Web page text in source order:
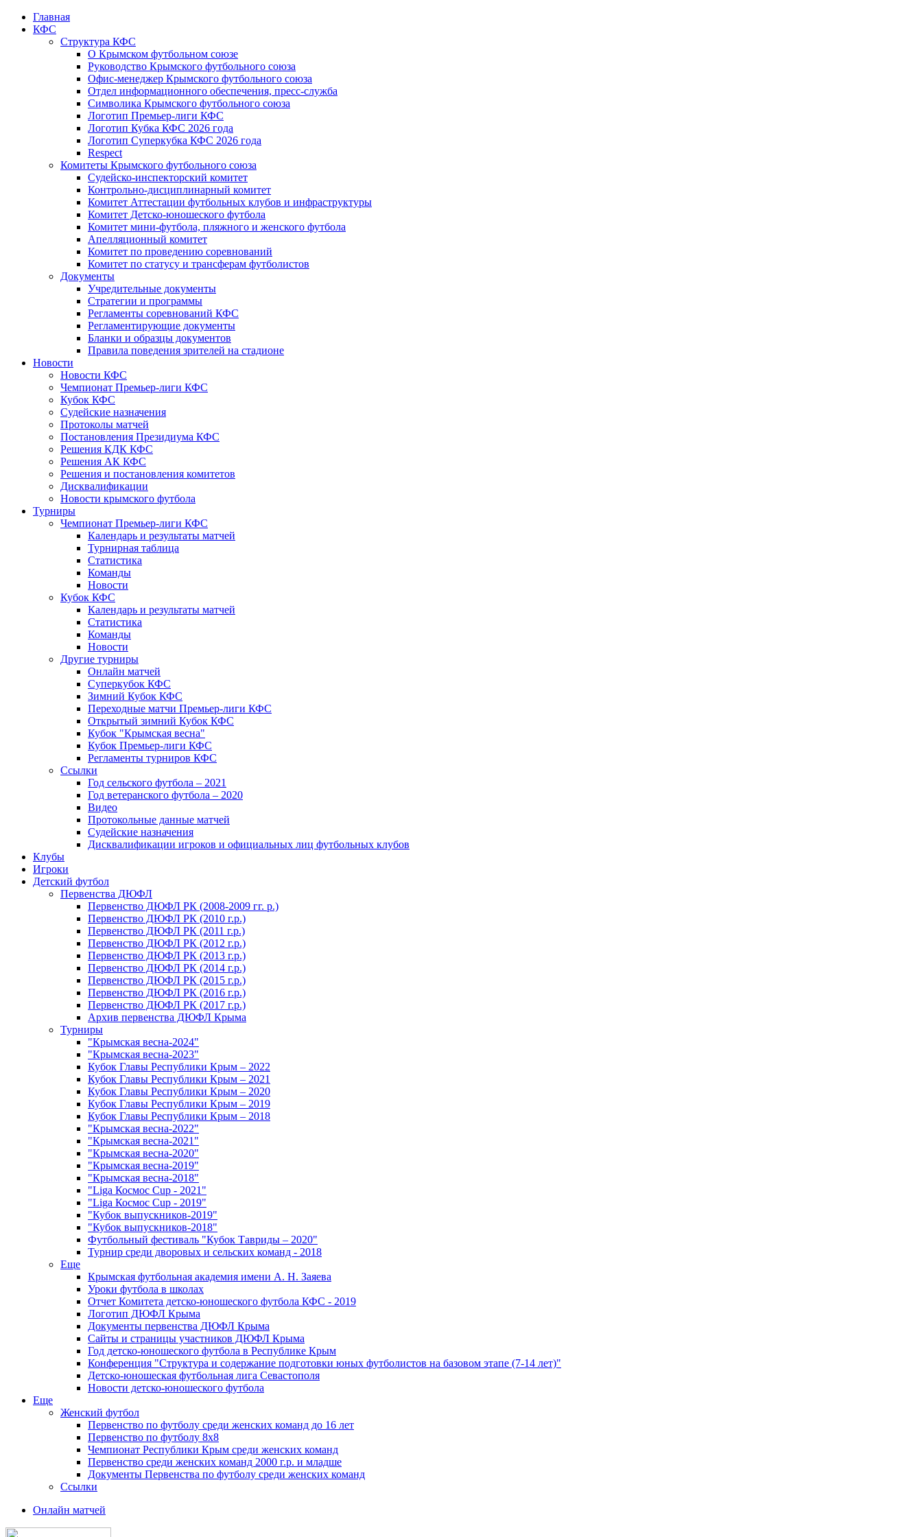
Главная
КФС
Структура КФС
О Крымском футбольном союзе
Руководство Крымского футбольного союза
Офис-менеджер Крымского футбольного союза
Отдел информационного обеспечения, пресс-служба
Символика Крымского футбольного союза
Логотип Премьер-лиги КФС
Логотип Кубка КФС 2026 года
Логотип Суперкубка КФС 2026 года
Respect
Комитеты Крымского футбольного союза
Судейско-инспекторский комитет
Контрольно-дисциплинарный комитет
Комитет Аттестации футбольных клубов и инфраструктуры
Комитет Детско-юношеского футбола
Комитет мини-футбола, пляжного и женского футбола
Апелляционный комитет
Комитет по проведению соревнований
Комитет по статусу и трансферам футболистов
Документы
Учредительные документы
Стратегии и программы
Регламенты соревнований КФС
Регламентирующие документы
Бланки и образцы документов
Правила поведения зрителей на стадионе
Новости
Новости КФС
Чемпионат Премьер-лиги КФС
Кубок КФС
Судейские назначения
Протоколы матчей
Постановления Президиума КФС
Решения КДК КФС
Решения АК КФС
Решения и постановления комитетов
Дисквалификации
Новости крымского футбола
Турниры
Чемпионат Премьер-лиги КФС
Календарь и результаты матчей
Турнирная таблица
Статистика
Команды
Новости
Кубок КФС
Календарь и результаты матчей
Статистика
Команды
Новости
Другие турниры
Онлайн матчей
Суперкубок КФС
Зимний Кубок КФС
Переходные матчи Премьер-лиги КФС
Открытый зимний Кубок КФС
Кубок "Крымская весна"
Кубок Премьер-лиги КФС
Регламенты турниров КФС
Ссылки
Год сельского футбола – 2021
Год ветеранского футбола – 2020
Видео
Протокольные данные матчей
Судейские назначения
Дисквалификации игроков и официальных лиц футбольных клубов
Клубы
Игроки
Детский футбол
Первенства ДЮФЛ
Первенство ДЮФЛ РК (2008-2009 гг. р.)
Первенство ДЮФЛ РК (2010 г.р.)
Первенство ДЮФЛ РК (2011 г.р.)
Первенство ДЮФЛ РК (2012 г.р.)
Первенство ДЮФЛ РК (2013 г.р.)
Первенство ДЮФЛ РК (2014 г.р.)
Первенство ДЮФЛ РК (2015 г.р.)
Первенство ДЮФЛ РК (2016 г.р.)
Первенство ДЮФЛ РК (2017 г.р.)
Архив первенства ДЮФЛ Крыма
Турниры
"Крымская весна-2024"
"Крымская весна-2023"
Кубок Главы Республики Крым – 2022
Кубок Главы Республики Крым – 2021
Кубок Главы Республики Крым – 2020
Кубок Главы Республики Крым – 2019
Кубок Главы Республики Крым – 2018
"Крымская весна-2022"
"Крымская весна-2021"
"Крымская весна-2020"
"Крымская весна-2019"
"Крымская весна-2018"
"Liga Космос Cup - 2021"
"Liga Космос Cup - 2019"
"Кубок выпускников-2019"
"Кубок выпускников-2018"
Футбольный фестиваль "Кубок Тавриды – 2020"
Турнир среди дворовых и сельских команд - 2018
Еще
Крымская футбольная академия имени А. Н. Заяева
Уроки футбола в школах
Отчет Комитета детско-юношеского футбола КФС - 2019
Логотип ДЮФЛ Крыма
Документы первенства ДЮФЛ Крыма
Сайты и страницы участников ДЮФЛ Крыма
Год детско-юношеского футбола в Республике Крым
Конференция "Структура и содержание подготовки юных футболистов на базовом этапе (7-14 лет)"
Детско-юношеская футбольная лига Севастополя
Новости детско-юношеского футбола
Еще
Женский футбол
Первенство по футболу среди женских команд до 16 лет
Первенство по футболу 8х8
Чемпионат Республики Крым среди женских команд
Первенство среди женских команд 2000 г.р. и младше
Документы Первенства по футболу среди женских команд
Ссылки
Онлайн матчей